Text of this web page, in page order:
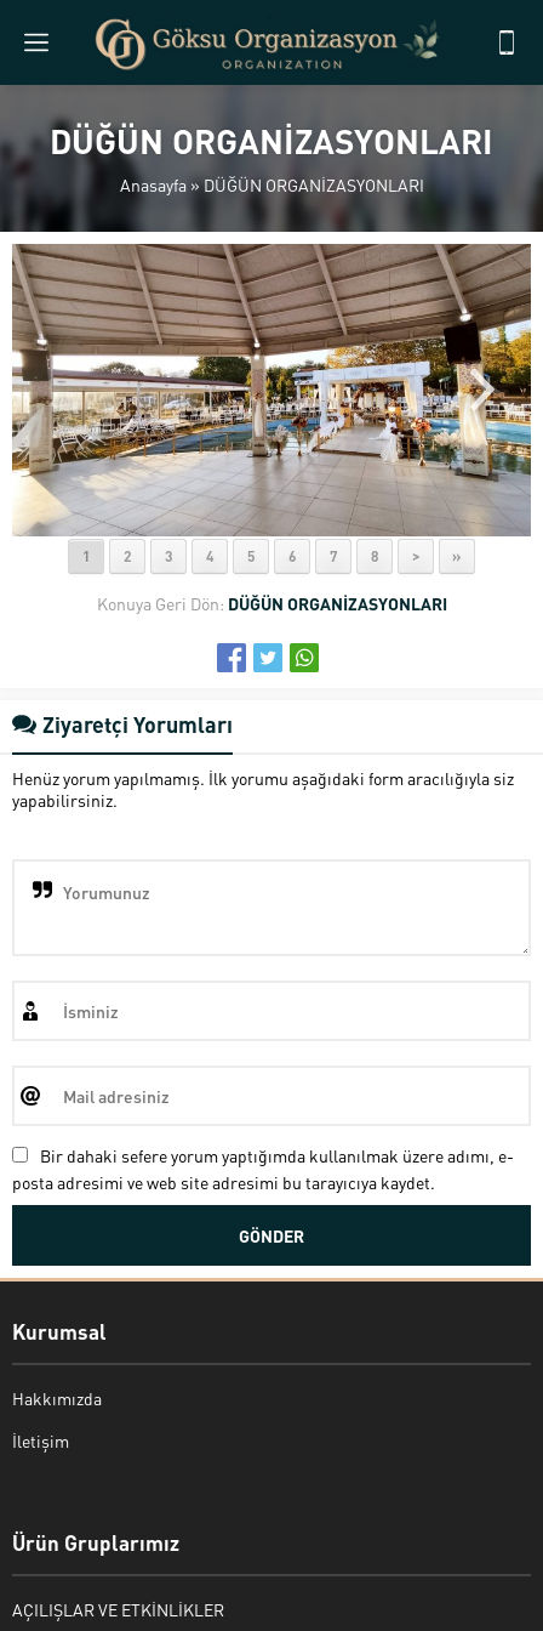
DÜĞÜN ORGANİZASYONLARI
Anasayfa»DÜĞÜN ORGANİZASYONLARI
1 2 3 4 5 6 7 8 > »
Konuya Geri Dön: DÜĞÜN ORGANİZASYONLARI
Ziyaretçi Yorumları
Henüz yorum yapılmamış. İlk yorumu aşağıdaki form aracılığıyla siz
yapabilirsiniz.
Bir dahaki sefere yorum yaptığımda kullanılmak üzere adımı, e-
posta adresimi ve web site adresimi bu tarayıcıya kaydet.
Kurumsal
Hakkımızda
İletişim
Ürün Gruplarımız
AÇILIŞLAR VE ETKİNLİKLER